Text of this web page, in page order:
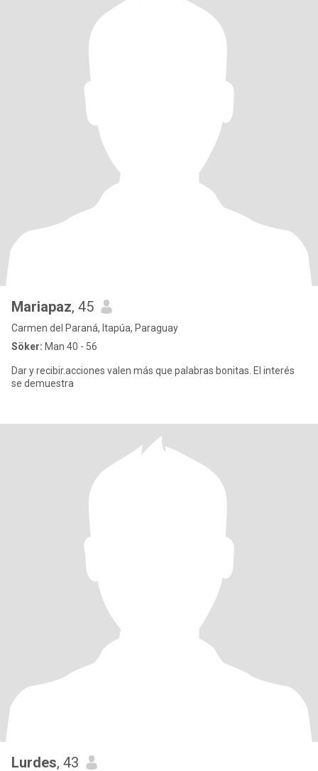
Mariapaz, 45
Carmen del Paraná, Itapúa, Paraguay
Söker: Man 40 - 56
Dar y recibir.acciones valen más que palabras bonitas. El interés
se demuestra
Lurdes, 43